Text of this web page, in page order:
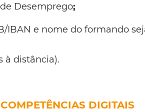
Desemprego;
IBAN e nome do formando
à distância).
DIGITAIS